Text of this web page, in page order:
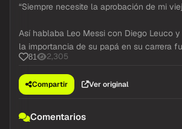
“Siempre necesite la aprobación de mi
Así hablaba Leo Messi con Diego Leuco
la importancia de su papá en su carrera
81 2,305
Compartir Ver original
Comentarios